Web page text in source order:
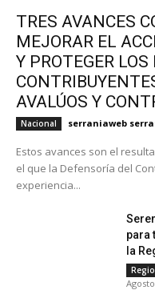
TRES AVANCES
MEJORAR EL
Y PROTEGER LOS
AVALÚOS Y
Nacional serraniaweb
Estos avances son el
el que la Defensoría del
experiencia...
para
la